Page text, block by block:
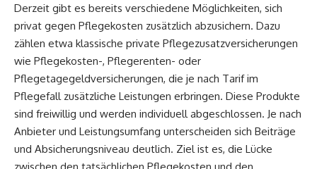
Derzeit gibt es bereits verschiedene Möglichkeiten, sich
privat gegen Pflegekosten zusätzlich abzusichern. Dazu
zählen etwa klassische private Pflegezusatzversicherungen
wie Pflegekosten-, Pflegerenten- oder
Pflegetagegeldversicherungen, die je nach Tarif im
Pflegefall zusätzliche Leistungen erbringen. Diese Produkte
sind freiwillig und werden individuell abgeschlossen. Je nach
Anbieter und Leistungsumfang unterscheiden sich Beiträge
und Absicherungsniveau deutlich. Ziel ist es, die Lücke
zwischen den tatsächlichen Pflegekosten und den